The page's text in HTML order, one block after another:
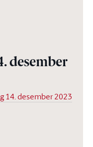
desember
14. desember 2023